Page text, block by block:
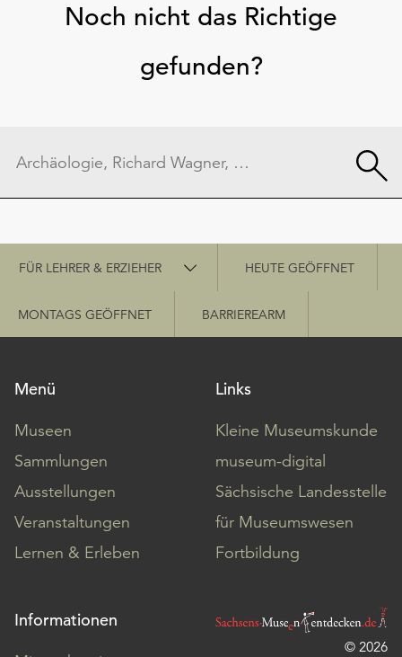
Noch nicht das Richtige
gefunden?
Schnellzugriff
FÜR LEHRER & ERZIEHER HEUTE GEÖFFNET
MONTAGS GEÖFFNET BARRIEREARM
Menü
Museen
Sammlungen
Ausstellungen
Veranstaltungen
Lernen & Erleben
Links
Kleine Museumskunde
museum-digital
Sächsische Landesstelle
für Museumswesen
Fortbildung
Informationen
© 2026